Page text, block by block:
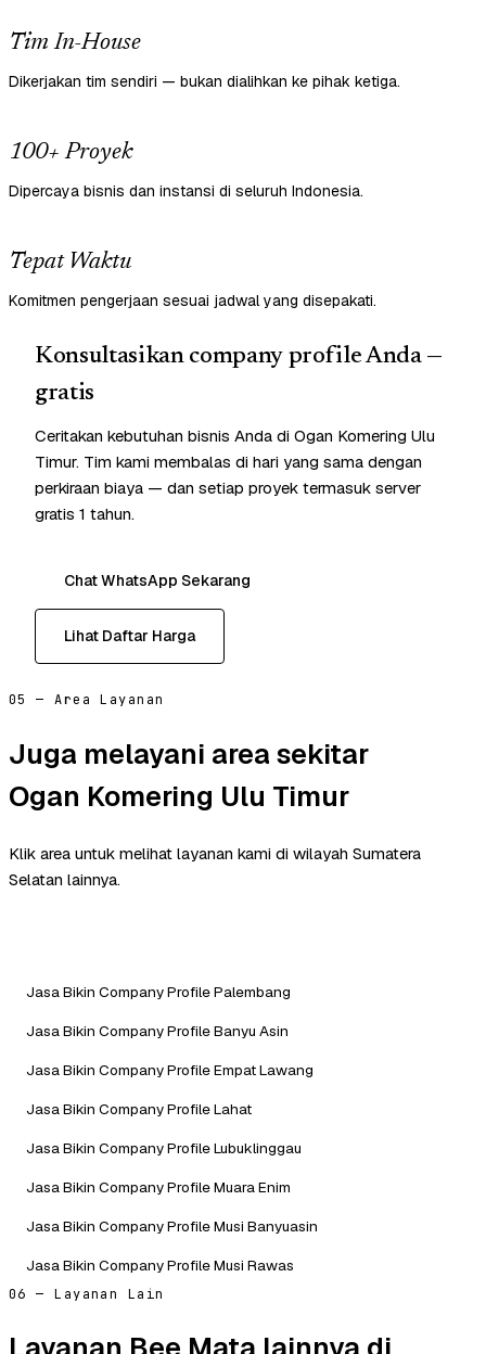
Tim In-House
Dikerjakan tim sendiri — bukan dialihkan ke pihak ketiga.
100+ Proyek
Dipercaya bisnis dan instansi di seluruh Indonesia.
Tepat Waktu
Komitmen pengerjaan sesuai jadwal yang disepakati.
Konsultasikan company profile Anda —
gratis
Ceritakan kebutuhan bisnis Anda di Ogan Komering Ulu
Timur. Tim kami membalas di hari yang sama dengan
perkiraan biaya — dan setiap proyek termasuk server
gratis 1 tahun.
Chat WhatsApp Sekarang
Lihat Daftar Harga
05 — Area Layanan
Juga melayani area sekitar
Ogan Komering Ulu Timur
Klik area untuk melihat layanan kami di wilayah Sumatera
Selatan lainnya.
Jasa Bikin Company Profile Palembang
Jasa Bikin Company Profile Banyu Asin
Jasa Bikin Company Profile Empat Lawang
Jasa Bikin Company Profile Lahat
Jasa Bikin Company Profile Lubuklinggau
Jasa Bikin Company Profile Muara Enim
Jasa Bikin Company Profile Musi Banyuasin
Jasa Bikin Company Profile Musi Rawas
06 — Layanan Lain